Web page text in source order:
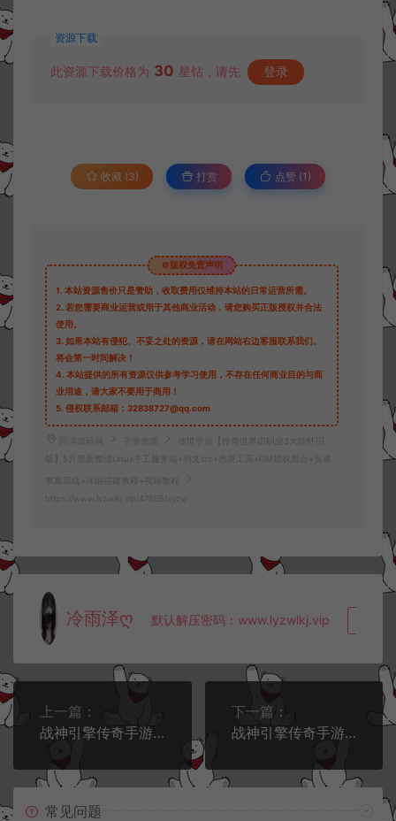
资源下载
此资源下载价格为 30 星钻，请先 登录
收藏 (3) 打赏 点赞 (1 )
©版权免责声明
1. 本站资源售价只是赞助，收取费用仅维持本站的日常运营所需。
2. 若您需要商业运营或用于其他商业活动，请您购买正版授权并合法
使用。
3. 如果本站有侵犯、不妥之处的资源，请在网站右边客服联系我们。
将会第一时间解决！
4. 本站提供的所有资源仅供参考学习使用，不存在任何商业目的与商
业用途，请大家不要用于商用！
5. 侵权联系邮箱：32838727@qq.com
阿泽源码网 手游资源
传世手游【传奇世界四职业3大陆怀旧
版】5月最新整理Linux手工服务端+明文src+热更工具+GM授权后台+安卓
苹果双端+详细搭建教程+视频教程
https://www.lyzwlkj.vip/47805/syzy/
冷雨泽ღ 默认解压密码：www.lyzwlkj.vip
上一篇：
战神引擎传奇手游【洪荒传奇单职业24大陆[白猪3]】6月最新整理Win一键服务端+GM授权后台+安卓苹果双端+详细搭建教程+视频教程
下一篇：
战神引擎传奇手游【新UI无名沉默大背包[白猪3]】6月最新整理Win一键服务端+GM授权后台+安卓苹果双端+详细搭建教程+视频教程
常见问题